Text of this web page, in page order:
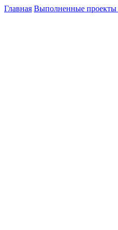
Главная Выполненные проекты